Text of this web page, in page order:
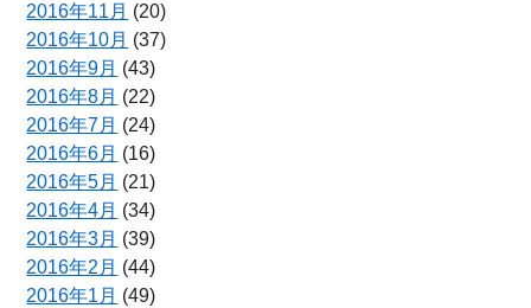
2016年11月 (20)
2016年10月 (37)
2016年9月 (43)
2016年8月 (22)
2016年7月 (24)
2016年6月 (16)
2016年5月 (21)
2016年4月 (34)
2016年3月 (39)
2016年2月 (44)
2016年1月 (49)